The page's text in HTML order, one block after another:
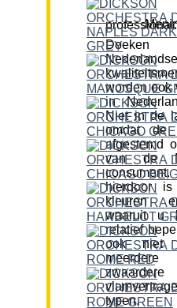
Mening van de professional:
Nederlandse
worden ook
in
Niet in de
omdat de
afgestemd
van de
hierdoor
kleuren
waaruit u
relatief
ook niet
typen.